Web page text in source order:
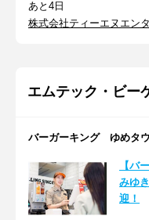
あと4日
株式会社ティーエヌエン
エムテック・ビー
バーガーキング ゆめタ
【バ
みゆ
迎！